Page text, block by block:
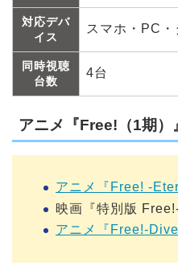
対応デバ
イス
スマホ・PC
同時視聴
台数
4台
アニメ『Free!（1期）
アニメ『Free! -
映画『特別版
アニメ『Free!-